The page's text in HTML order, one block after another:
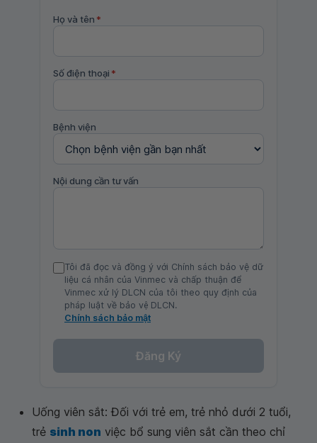
Họ và tên *
Số điện thoại *
Bệnh viện
Nội dung cần tư vấn
Tôi đã đọc và đồng ý với Chính sách bảo vệ dữ
liệu cá nhân của Vinmec và chấp thuận để
Vinmec xử lý DLCN của tôi theo quy định của
pháp luật về bảo vệ DLCN.
Chính sách bảo mật
Đăng Ký
Uống viên sắt: Đối với trẻ em, trẻ nhỏ dưới 2 tuổi,
trẻ sinh non việc bổ sung viên sắt cần theo chỉ